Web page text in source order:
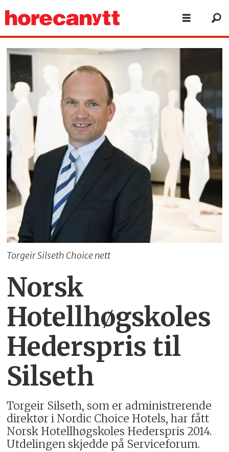
Torgeir Silseth Choice nett
Norsk
Hotellhøgskoles
Hederspris til
Silseth
Torgeir Silseth, som er administrerende
direktør i Nordic Choice Hotels, har fått
Norsk Hotellhøgskoles Hederspris 2014.
Utdelingen skjedde på Serviceforum.